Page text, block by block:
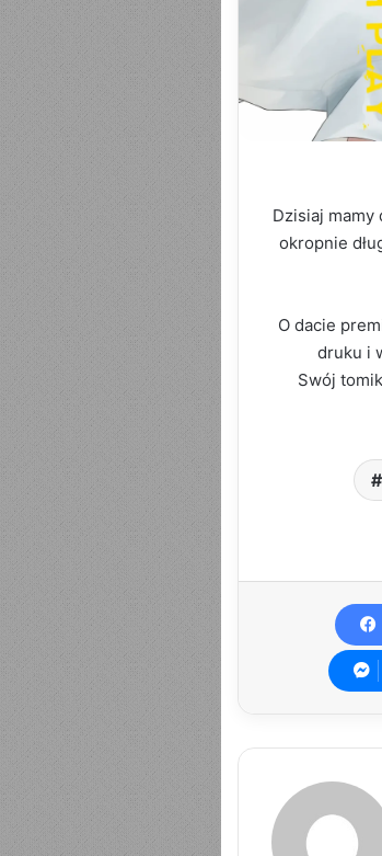
Dzisiaj mamy
okropnie
O dacie
druku i
Swój